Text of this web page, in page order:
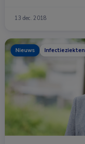
13 dec. 2018
Nieuws Infectieziekten